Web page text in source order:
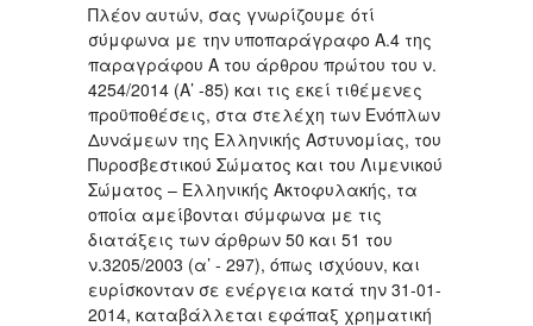
Πλέον αυτών, σας γνωρίζουμε ότί
σύμφωνα με την υποπαράγραφο Α.4 της
παραγράφου Α του άρθρου πρώτου του ν.
4254/2014 (Α’ -85) και τις εκεί τιθέμενες
προϋποθέσεις, στα στελέχη των Ενόπλων
Δυνάμεων της Ελληνικής Αστυνομίας, του
Πυροσβεστικού Σώματος και του Λιμενικού
Σώματος – Ελληνικής Ακτοφυλακής, τα
οποία αμείβονται σύμφωνα με τις
διατάξεις των άρθρων 50 και 51 του
ν.3205/2003 (α’ - 297), όπως ισχύουν, και
ευρίσκονταν σε ενέργεια κατά την 31-01-
2014, καταβάλλεται εφάπαξ χρηματική